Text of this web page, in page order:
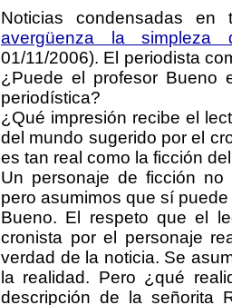
Noticias condensadas
avergüenza la simpleza
01/11/2006). El periodista
¿Puede el profesor Bueno
periodística?
¿Qué impresión recibe el
del mundo sugerido por el
es tan real como la ficción
Un personaje de ficción
pero asumimos que sí
Bueno. El respeto que el
cronista por el personaje
verdad de la noticia. Se
la realidad. Pero ¿qué
descripción de la señorita